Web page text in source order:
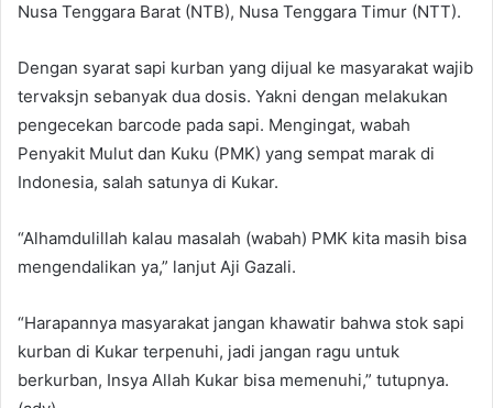
Nusa Tenggara Barat (NTB), Nusa Tenggara Timur (NTT).
Dengan syarat sapi kurban yang dijual ke masyarakat wajib
tervaksjn sebanyak dua dosis. Yakni dengan melakukan
pengecekan barcode pada sapi. Mengingat, wabah
Penyakit Mulut dan Kuku (PMK) yang sempat marak di
Indonesia, salah satunya di Kukar.
“Alhamdulillah kalau masalah (wabah) PMK kita masih bisa
mengendalikan ya,” lanjut Aji Gazali.
“Harapannya masyarakat jangan khawatir bahwa stok sapi
kurban di Kukar terpenuhi, jadi jangan ragu untuk
berkurban, Insya Allah Kukar bisa memenuhi,” tutupnya.